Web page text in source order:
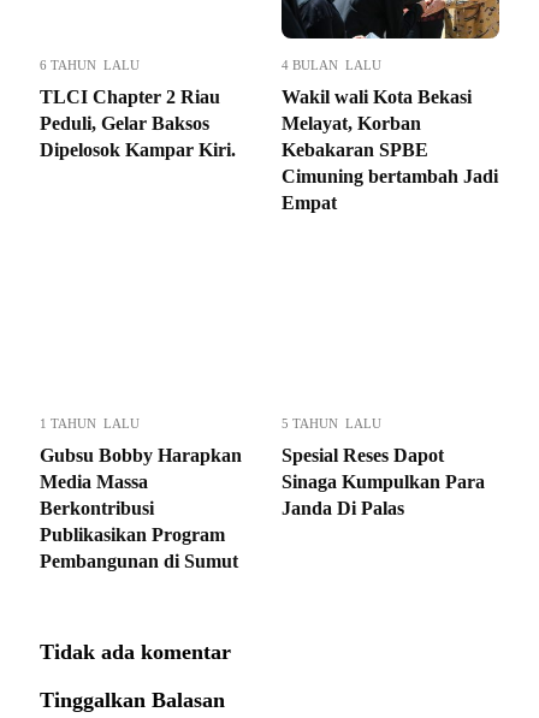
6 TAHUN LALU
TLCI Chapter 2 Riau
Peduli, Gelar Baksos
Dipelosok Kampar Kiri.
4 BULAN LALU
Wakil wali Kota Bekasi
Melayat, Korban
Kebakaran SPBE
Cimuning bertambah Jadi
Empat
1 TAHUN LALU
Gubsu Bobby Harapkan
Media Massa
Berkontribusi
Publikasikan Program
Pembangunan di Sumut
5 TAHUN LALU
Spesial Reses Dapot
Sinaga Kumpulkan Para
Janda Di Palas
Tidak ada komentar
Tinggalkan Balasan